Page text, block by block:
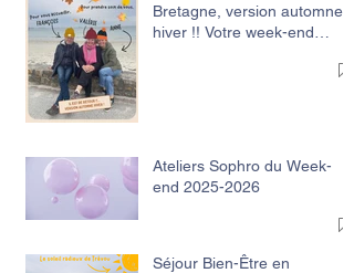
Bretagne, version automne-
hiver !! Votre week-end
Ateliers Sophro du Week-
end 2025-2026
Séjour Bien-Être en